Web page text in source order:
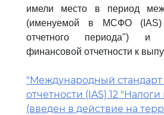
имели место в период
(именуемой в МСФО (IAS)
отчетного периода") и
финансовой отчетности к
"Международный
отчетности (IAS) 12
(введен в действие на